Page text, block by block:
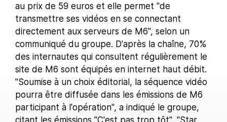
au prix de 59 euros et elle permet "de
transmettre ses vidéos en se connectant
directement aux serveurs de M6", selon un
communiqué du groupe. D'après la chaîne, 70%
des internautes qui consultent régulièrement le
site de M6 sont équipés en internet haut débit.
"Soumise à un choix éditorial, la séquence vidéo
pourra être diffusée dans les émissions de M6
participant à l'opération", a indiqué le groupe,
citant les émissions "C'est pas trop tôt", "Star